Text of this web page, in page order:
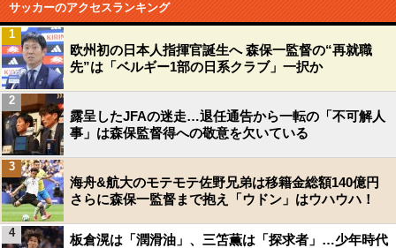
サッカーのアクセスランキング
欧州初の日本人指揮官誕生へ 森保一監督の“再就職
先”は「ベルギー1部の日系クラブ」一択か
1
露呈したJFAの迷走…退任通告から一転の「不可解人
事」は森保監督得への敬意を欠いている
2
海舟&航大のモテモテ佐野兄弟は移籍金総額140億円
さらに森保一監督まで抱え「ウドン」はウハウハ！
3
板倉滉は「潤滑油」、三笘薫は「探求者」…少年時代
4